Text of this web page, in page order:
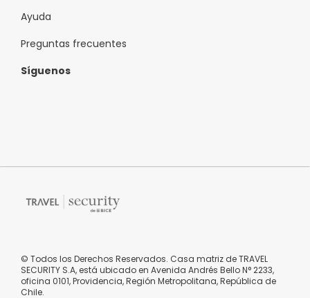
Ayuda
Preguntas frecuentes
Síguenos
© Todos los Derechos Reservados. Casa matriz de TRAVEL
SECURITY S.A, está ubicado en Avenida Andrés Bello N° 2233,
oficina 0101, Providencia, Región Metropolitana, República de
Chile.